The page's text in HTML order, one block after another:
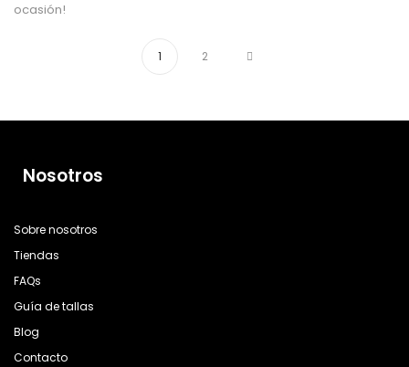
ocasión!
1 2
Nosotros
Sobre nosotros
Tiendas
FAQs
Guía de tallas
Blog
Contacto